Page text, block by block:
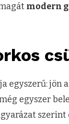
modern
egyszerű: jön
egyszer